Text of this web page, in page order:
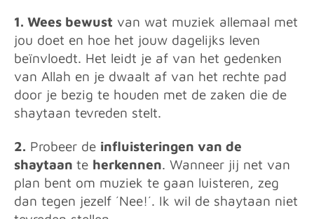
1. Wees bewust van wat muziek allemaal met
jou doet en hoe het jouw dagelijks leven
beïnvloedt. Het leidt je af van het gedenken
van Allah en je dwaalt af van het rechte pad
door je bezig te houden met de zaken die de
shaytaan tevreden stelt.
2. Probeer de influisteringen van de
shaytaan te herkennen. Wanneer jij net van
plan bent om muziek te gaan luisteren, zeg
dan tegen jezelf ´Nee!´. Ik wil de shaytaan niet